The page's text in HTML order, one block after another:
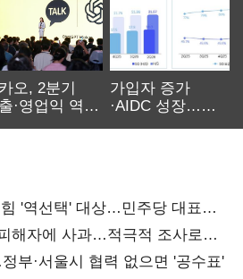
오, 2분기
·영업익 역대
가입자 증가
·AIDC 성장…
'역선택' 대상…민주당 대표로
해자에 사과…적극적 조사로
부·서울시 협력 없으면 '공수표'